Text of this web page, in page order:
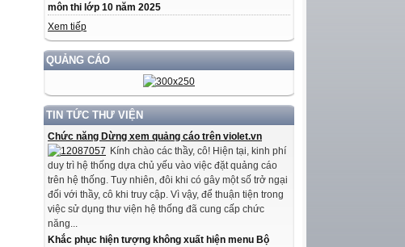
môn thi lớp 10 năm 2025
Xem tiếp
QUẢNG CÁO
TIN TỨC THƯ VIỆN
Chức năng Dừng xem quảng cáo trên violet.vn
Kính chào các thầy, cô! Hiện tại, kinh phí
duy trì hệ thống dựa chủ yếu vào việc đặt quảng cáo
trên hệ thống. Tuy nhiên, đôi khi có gây một số trở ngại
đối với thầy, cô khi truy cập. Vì vậy, để thuận tiện trong
việc sử dụng thư viện hệ thống đã cung cấp chức
năng...
Khắc phục hiện tượng không xuất hiện menu Bộ